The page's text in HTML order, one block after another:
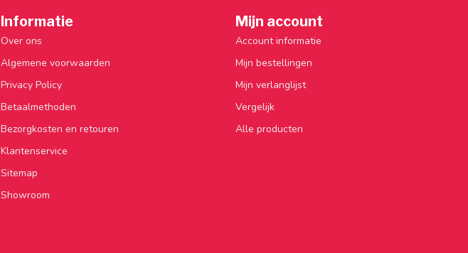
Informatie
Over ons
Algemene voorwaarden
Privacy Policy
Betaalmethoden
Bezorgkosten en retouren
Klantenservice
Sitemap
Showroom
Mijn account
Account informatie
Mijn bestellingen
Mijn verlanglijst
Vergelijk
Alle producten